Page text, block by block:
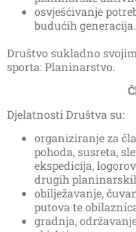
osvješćivanje
budućih generacija.
Društvo sukladno
sporta: Planinarstvo.
Djelatnosti Društva su:
organiziranje za
pohoda, susreta,
ekspedicija,
drugih
obilježavanje,
putova te
gradnja,